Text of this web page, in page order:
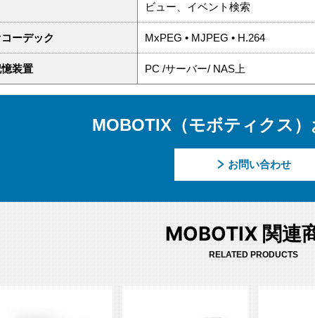
ビュー、イベント検索
ーデック MxPEG • MJPEG • H.264
装置 PC /サーバー/ NAS上
MOBOTIX（モボティクス
お問い合わせ
MOBOTIX 関連
RELATED PRODUCTS